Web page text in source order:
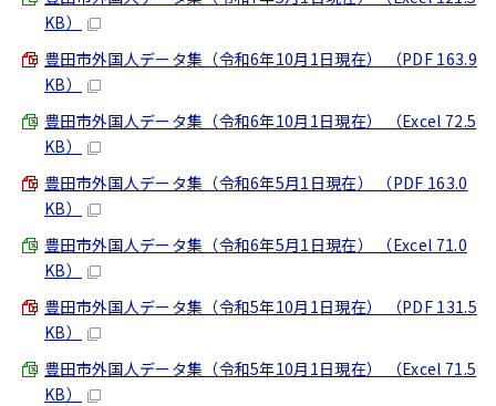
KB）
豊田市外国人データ集（令和6年10月1日現在） （PDF 163.9
KB）
豊田市外国人データ集（令和6年10月1日現在） （Excel 72.5
KB）
豊田市外国人データ集（令和6年5月1日現在） （PDF 163.0
KB）
豊田市外国人データ集（令和6年5月1日現在） （Excel 71.0
KB）
豊田市外国人データ集（令和5年10月1日現在） （PDF 131.5
KB）
豊田市外国人データ集（令和5年10月1日現在） （Excel 71.5
KB）